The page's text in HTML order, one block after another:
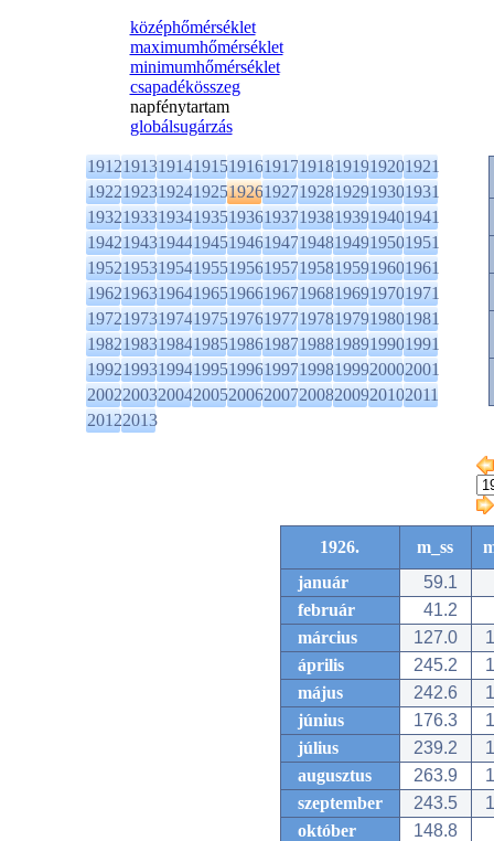
középhőmérséklet
maximumhőmérséklet
minimumhőmérséklet
csapadékösszeg
napfénytartam
globálsugárzás
1912191319141915191619171918191919201921
1922192319241925192619271928192919301931
1932193319341935193619371938193919401941
1942194319441945194619471948194919501951
1952195319541955195619571958195919601961
1962196319641965196619671968196919701971
1972197319741975197619771978197919801981
1982198319841985198619871988198919901991
1992199319941995199619971998199920002001
2002200320042005200620072008200920102011
20122013
1926. m_ss
január
59.1
február
41.2
március
127.0
április
245.2
május
242.6
június
176.3
július
239.2
augusztus
263.9
szeptember
243.5
október
148.8